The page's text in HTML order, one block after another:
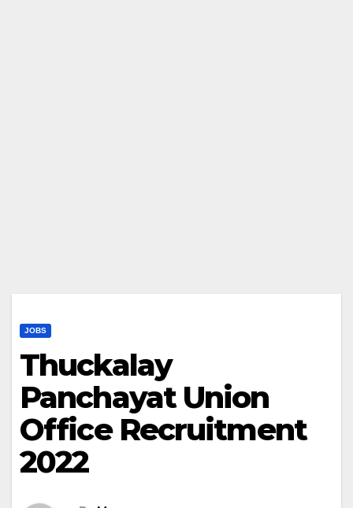
JOBS
Thuckalay
Panchayat Union
Office Recruitment
2022